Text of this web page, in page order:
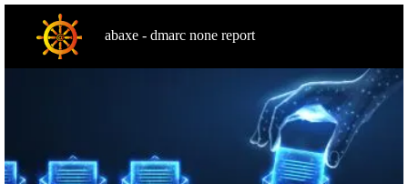
abaxe - dmarc none report